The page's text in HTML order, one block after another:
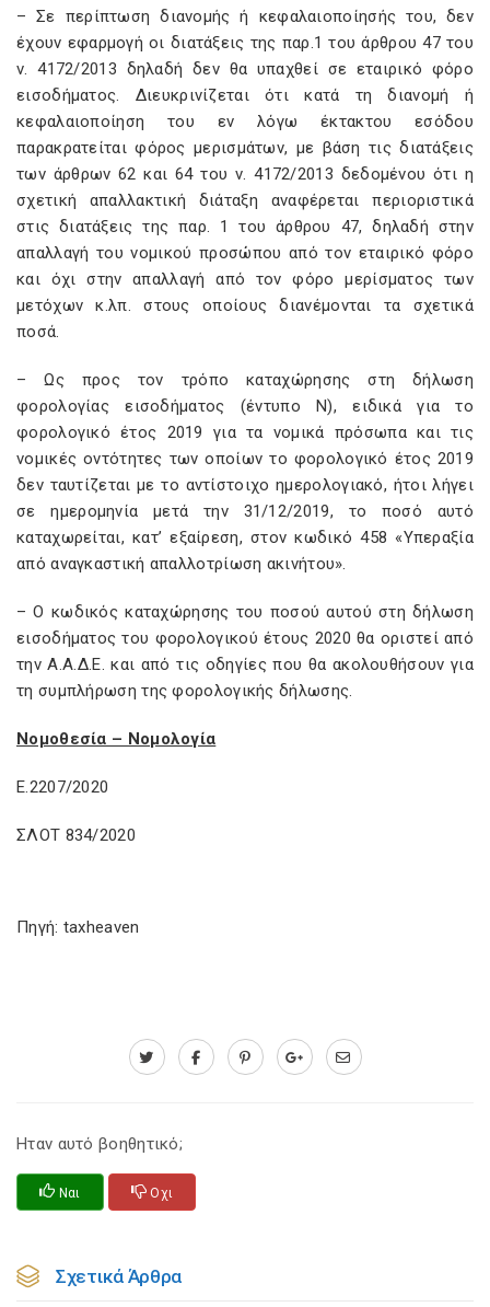
– Σε περίπτωση διανομής ή κεφαλαιοποίησής του, δεν
έχουν εφαρμογή οι διατάξεις της παρ.1 του άρθρου 47 του
ν. 4172/2013 δηλαδή δεν θα υπαχθεί σε εταιρικό φόρο
εισοδήματος. Διευκρινίζεται ότι κατά τη διανομή ή
κεφαλαιοποίηση του εν λόγω έκτακτου εσόδου
παρακρατείται φόρος μερισμάτων, με βάση τις διατάξεις
των άρθρων 62 και 64 του ν. 4172/2013 δεδομένου ότι η
σχετική απαλλακτική διάταξη αναφέρεται περιοριστικά
στις διατάξεις της παρ. 1 του άρθρου 47, δηλαδή στην
απαλλαγή του νομικού προσώπου από τον εταιρικό φόρο
και όχι στην απαλλαγή από τον φόρο μερίσματος των
μετόχων κ.λπ. στους οποίους διανέμονται τα σχετικά
ποσά.
– Ως προς τον τρόπο καταχώρησης στη δήλωση
φορολογίας εισοδήματος (έντυπο Ν), ειδικά για το
φορολογικό έτος 2019 για τα νομικά πρόσωπα και τις
νομικές οντότητες των οποίων το φορολογικό έτος 2019
δεν ταυτίζεται με το αντίστοιχο ημερολογιακό, ήτοι λήγει
σε ημερομηνία μετά την 31/12/2019, το ποσό αυτό
καταχωρείται, κατ’ εξαίρεση, στον κωδικό 458 «Υπεραξία
από αναγκαστική απαλλοτρίωση ακινήτου».
– Ο κωδικός καταχώρησης του ποσού αυτού στη δήλωση
εισοδήματος του φορολογικού έτους 2020 θα οριστεί από
την Α.Α.Δ.Ε. και από τις οδηγίες που θα ακολουθήσουν για
τη συμπλήρωση της φορολογικής δήλωσης.
Νομοθεσία – Νομολογία
Ε.2207/2020
ΣΛΟΤ 834/2020
Πηγή: taxheaven
Ηταν αυτό βοηθητικό;
Ναι Οχι
Σχετικά Άρθρα